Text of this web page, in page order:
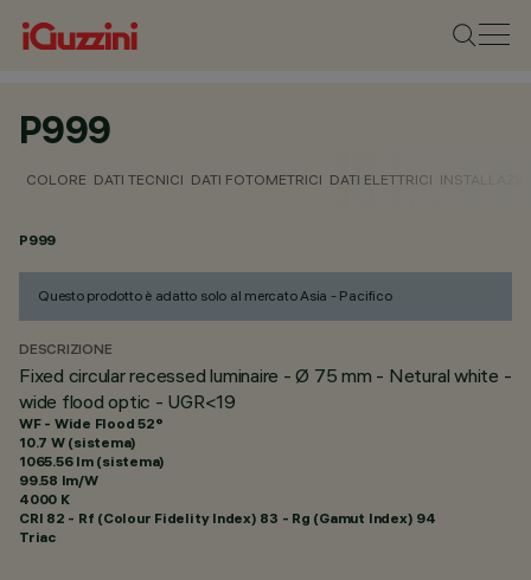
P999
COLORE DATI TECNICI DATI FOTOMETRICI DATI ELETTRICI
P999
Questo prodotto è adatto solo al mercato Asia - Pacifico
DESCRIZIONE
Fixed circular recessed luminaire - Ø 75 mm - Netural white -
wide flood optic - UGR<19
WF - Wide Flood 52°
10.7 W (sistema)
1065.56 lm (sistema)
99.58 lm/W
4000 K
CRI 82 - Rf (Colour Fidelity Index) 83 - Rg (Gamut Index) 94
Triac